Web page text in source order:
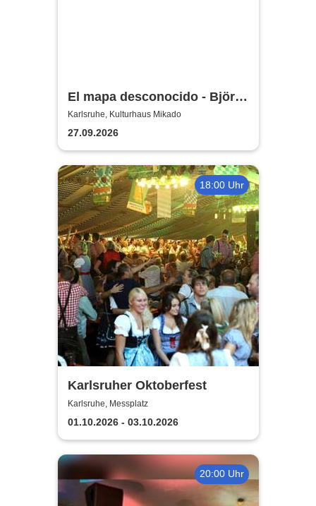
El mapa desconocido - Björn
Vollmer, Gitarre
Karlsruhe, Kulturhaus Mikado
27.09.2026
18:00 Uhr
Karlsruher Oktoberfest
Karlsruhe, Messplatz
01.10.2026 - 03.10.2026
20:00 Uhr